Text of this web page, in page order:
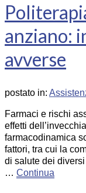
anziano:
avverse
postato in:
Farmaci e rischi
effetti
farmacodinamica
fattori, tra cui la
di salute dei
… Continua